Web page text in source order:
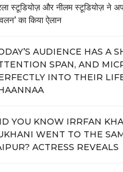
स्टूडियोज़ और नीलम स्टूडियोज़ ने
का किया ऐलान
AUDIENCE HAS A
SPAN, AND
INTO THEIR
YOU KNOW IRRFAN
WENT TO THE
ACTRESS REVEALS